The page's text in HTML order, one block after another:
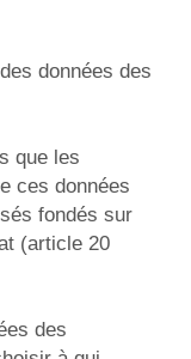
données des
que les
ces données
fondés sur
(article 20
des